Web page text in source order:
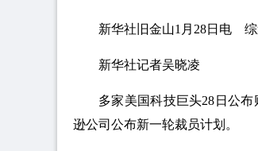
新华社旧金山1月28日电
新华社记者吴晓凌
多家美国科技巨头28日公
逊公司公布新一轮裁员计划。